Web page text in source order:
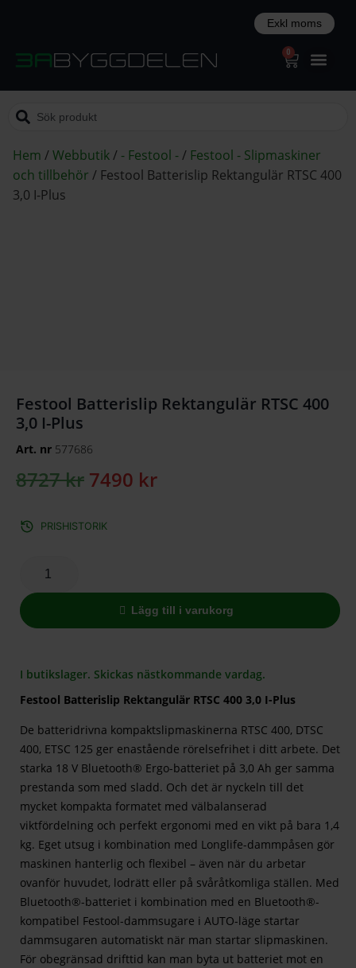
0
Hem /Webbutik/ - Festool -/ Festool - Slipmaskiner
och tillbehör / Festool Batterislip Rektangulär RTSC 400
3,0 I-Plus
Festool Batterislip Rektangulär RTSC 400
3,0 I-Plus
Art. nr 577686
8727kr 7490 kr
PRISHISTORIK
Lägg till i varukorg
I butikslager. Skickas nästkommande vardag.
Festool Batterislip Rektangulär RTSC 400 3,0 I-Plus
De batteridrivna kompaktslipmaskinerna RTSC 400, DTSC
400, ETSC 125 ger enastående rörelsefrihet i ditt arbete. Det
starka 18 V Bluetooth® Ergo-batteriet på 3,0 Ah ger samma
prestanda som med sladd. Och det är nyckeln till det
mycket kompakta formatet med välbalanserad
viktfördelning och perfekt ergonomi med en vikt på bara 1,4
kg. Eget utsug i kombination med Longlife-dammpåsen gör
maskinen hanterlig och flexibel – även när du arbetar
ovanför huvudet, lodrätt eller på svåråtkomliga ställen. Med
Bluetooth®-batteriet i kombination med en Bluetooth®-
kompatibel Festool-dammsugare i AUTO-läge startar
dammsugaren automatiskt när man startar slipmaskinen.
För obegränsad drifttid kan man byta ut batteriet mot en